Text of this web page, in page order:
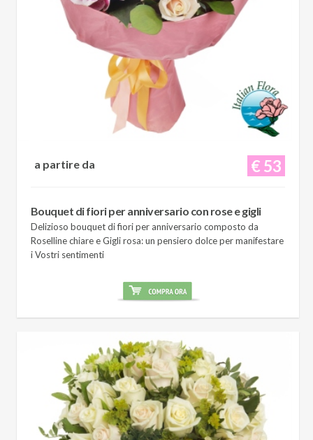
€ 53
a partire da
Bouquet di fiori per anniversario con rose e gigli
Delizioso bouquet di fiori per anniversario composto da
Roselline chiare e Gigli rosa: un pensiero dolce per manifestare
i Vostri sentimenti